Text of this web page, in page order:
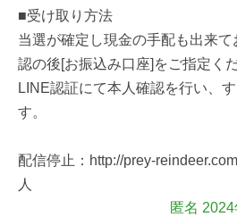
■受け取り方法
当選が確定し現金の手配も出来
認の後[お振込み口座]をご指定くだ
LINE認証にて本人確認を行い、
す。
配信停止：http://prey-
人
匿名